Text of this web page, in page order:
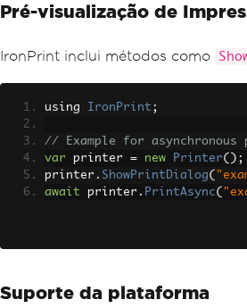
Pré-visualização de
IronPrint inclui métodos como
using IronPrint ;
// Example for
var printer = new Printer();
printer . ShowPrintDialog(
await printer . PrintAsync(
Suporte da plataforma